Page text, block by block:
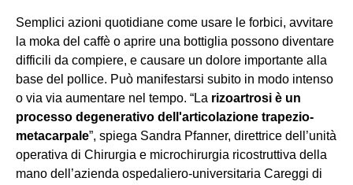
Semplici azioni quotidiane come usare le forbici, avvitare
la moka del caffè o aprire una bottiglia possono diventare
difficili da compiere, e causare un dolore importante alla
base del pollice. Può manifestarsi subito in modo intenso
o via via aumentare nel tempo. “La rizoartrosi è un
processo degenerativo dell'articolazione trapezio-
metacarpale”, spiega Sandra Pfanner, direttrice dell’unità
operativa di Chirurgia e microchirurgia ricostruttiva della
mano dell’azienda ospedaliero-universitaria Careggi di